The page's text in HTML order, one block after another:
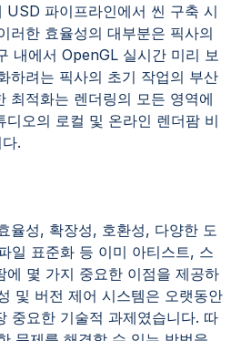
USD 파이프라인에서 씬 구축 시
러한 효율성의 대부분은 픽사의
내에서 OpenGL 실시간 미리 보
하려는 픽사의 초기 작업의 부산
최적화는 렌더링의 모든 영역에
디오의 로컬 및 온라인 렌더팜 비
.
율성, 확장성, 호환성, 다양한 도
일 표준화 등 이미 아티스트, 스
에 몇 가지 중요한 이점을 제공하
및 버전 제어 시스템은 오랫동안
중요한 기술적 과제였습니다. 따